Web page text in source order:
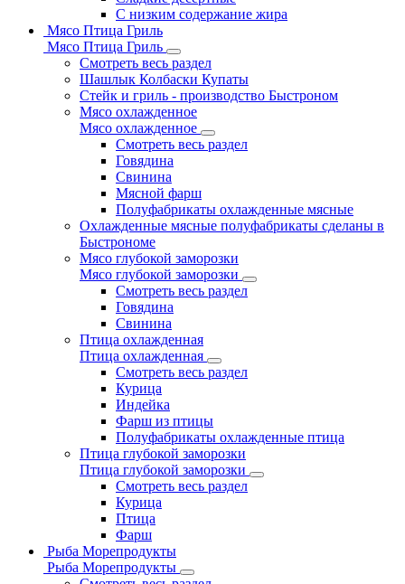
С низким содержание жира
Мясо Птица Гриль
Мясо Птица Гриль
Смотреть весь раздел
Шашлык Колбаски Купаты
Стейк и гриль - производство Быстроном
Мясо охлажденное
Мясо охлажденное
Смотреть весь раздел
Говядина
Свинина
Мясной фарш
Полуфабрикаты охлажденные мясные
Охлажденные мясные полуфабрикаты сделаны в
Быстрономе
Мясо глубокой заморозки
Мясо глубокой заморозки
Смотреть весь раздел
Говядина
Свинина
Птица охлажденная
Птица охлажденная
Смотреть весь раздел
Курица
Индейка
Фарш из птицы
Полуфабрикаты охлажденные птица
Птица глубокой заморозки
Птица глубокой заморозки
Смотреть весь раздел
Курица
Птица
Фарш
Рыба Морепродукты
Рыба Морепродукты